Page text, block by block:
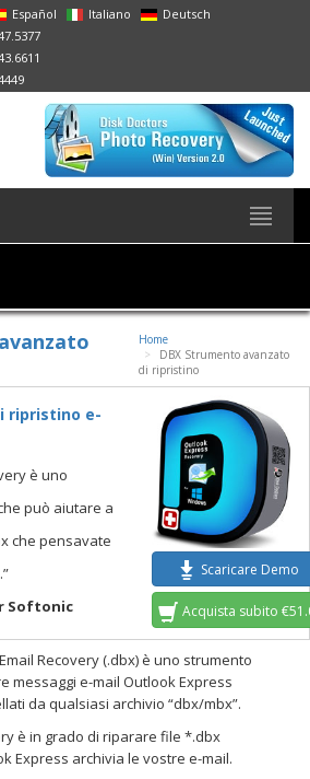
Español Italiano
Deutsch
Home
DBX Strumento avanzato
di ripristino
ripristino e-
è uno
può aiutare a
che pensavate
Softonic
Scaricare Demo
Acquista subito
Recovery (.dbx) è uno strumento
messaggi e-mail Outlook Express
da qualsiasi archivio “dbx/mbx”.
è in grado di riparare file *.dbx
Express archivia le vostre e-mail.